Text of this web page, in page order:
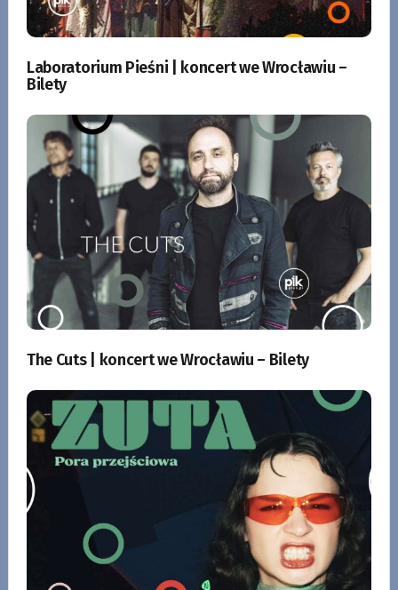
Laboratorium Pieśni | koncert we Wrocławiu –
Bilety
The Cuts | koncert we Wrocławiu – Bilety